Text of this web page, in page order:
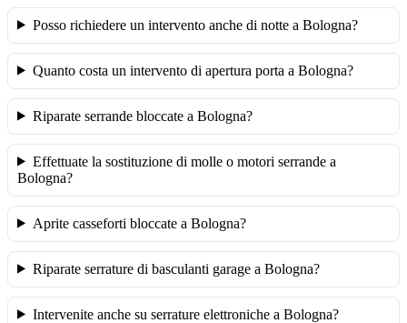
Posso richiedere un intervento anche di notte a Bologna?
Quanto costa un intervento di apertura porta a Bologna?
Riparate serrande bloccate a Bologna?
Effettuate la sostituzione di molle o motori serrande a
Bologna?
Aprite casseforti bloccate a Bologna?
Riparate serrature di basculanti garage a Bologna?
Intervenite anche su serrature elettroniche a Bologna?